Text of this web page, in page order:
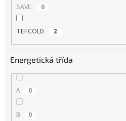
SAVE 0
TEFCOLD 2
Energetická třída
A 0
B 0